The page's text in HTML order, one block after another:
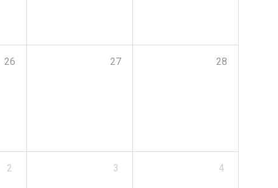
26 27 28
2 3 4